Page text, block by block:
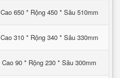
Cao 650 * Rộng 450 * Sâu 510mm
Cao 310 * Rộng 340 * Sâu 330mm
Cao 90 * Rộng 230 * Sâu 300mm